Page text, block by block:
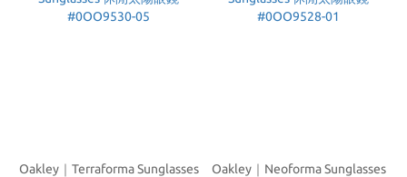
Oakley｜Terraforma Sunglasses
Oakley｜Neoforma Sunglasses